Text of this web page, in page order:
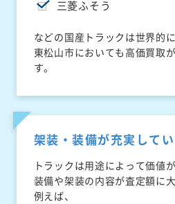
三菱ふそう
などの国産トラックは世界的
東松山市においても高価買取
す。
架装・装備が充実して
トラックは用途によって価値
装備や架装の内容が査定額に
例えば、